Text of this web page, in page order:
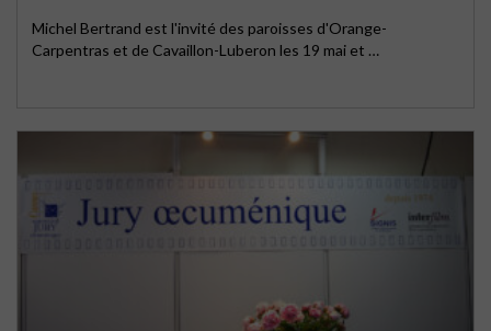
Michel Bertrand est l'invité des paroisses d'Orange-
Carpentras et de Cavaillon-Luberon les 19 mai et …